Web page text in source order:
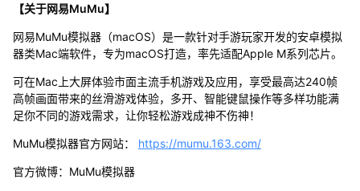
【关于网易MuMu】
网易MuMu模拟器（macOS）是一款针对手游玩家开发的安卓模拟
器类Mac端软件，专为macOS打造，率先适配Apple M系列芯片。
可在Mac上大屏体验市面主流手机游戏及应用，享受最高达240帧
高帧画面带来的丝滑游戏体验，多开、智能键鼠操作等多样功能满
足你不同的游戏需求，让你轻松游戏成神不伤神！
MuMu模拟器官方网站： https://mumu.163.com/
官方微博：MuMu模拟器